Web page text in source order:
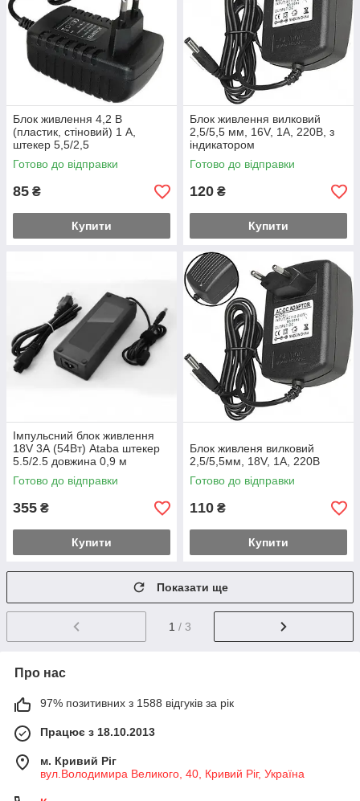
Блок живлення 4,2 В
(пластик, стіновий) 1 А,
штекер 5,5/2,5
Готово до відправки
85 ₴
Купити
Блок живлення вилковий
2,5/5,5 мм, 16V, 1A, 220В, з
індикатором
Готово до відправки
120 ₴
Купити
Імпульсний блок живлення
18V 3А (54Вт) Ataba штекер
5.5/2.5 довжина 0,9 м
Готово до відправки
355 ₴
Купити
Блок живленя вилковий
2,5/5,5мм, 18V, 1A, 220B
Готово до відправки
110 ₴
Купити
Показати ще
1 / 3
Про нас
97% позитивних з 1588 відгуків за рік
Працює з 18.10.2013
м. Кривий Ріг
вул.Володимира Великого, 40, Кривий Ріг, Україна